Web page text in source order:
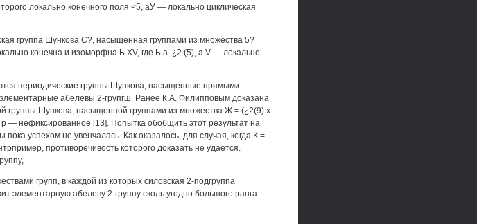
локально конечного поля <5, аУ — локально циклическая
группа Шункова С?, насыщенная группами из множества 5? =
конечна и изоморфна Ь XV, где Ь а. ¿2 (5), а V — локально
периодические группы Шункова, насыщенные прямыми
абелевы 2-групгш. Ранее К.А. Филипповым доказана
группы Шункова, насыщенной группами из множества Ж = (¿2(9) х
— нефиксированное [13]. Попытка обобщить этот результат на
успехом не увенчалась. Как оказалось, для случая, когда К =
противоречивость которого доказать не удается.
групп, в каждой из которых силовская 2-подгруппа
элементарную абелеву 2-группу сколь угодно большого ранга.